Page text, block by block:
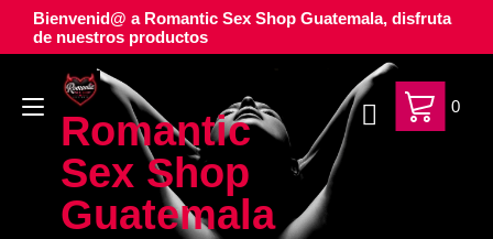
contenido
Bienvenid@ a Romantic Sex Shop Guatemala, disfruta
de nuestros productos
Romantic
Sex Shop
Guatemala
Alternar
navegación
0